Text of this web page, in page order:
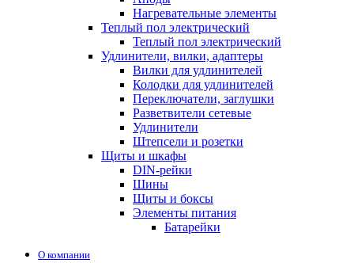
Нагревательные элементы
Теплый пол электрический
Теплый пол электрический
Удлинители, вилки, адаптеры
Вилки для удлинителей
Колодки для удлинителей
Переключатели, заглушки
Разветвители сетевые
Удлинители
Штепсели и розетки
Щиты и шкафы
DIN-рейки
Шины
Щиты и боксы
Элементы питания
Батарейки
О компании